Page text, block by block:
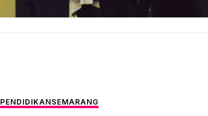
PENDIDIKANSEMARANG